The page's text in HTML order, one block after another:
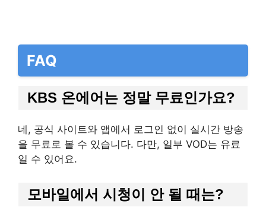
FAQ
KBS 온에어는 정말 무료인가요?
네, 공식 사이트와 앱에서 로그인 없이 실시간 방송
을 무료로 볼 수 있습니다. 다만, 일부 VOD는 유료
일 수 있어요.
모바일에서 시청이 안 될 때는?